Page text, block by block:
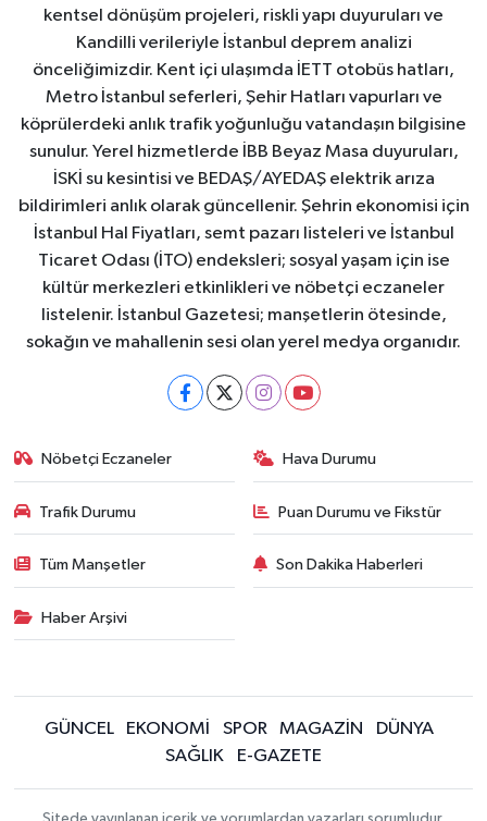
kentsel dönüşüm projeleri, riskli yapı duyuruları ve
Kandilli verileriyle İstanbul deprem analizi
önceliğimizdir. Kent içi ulaşımda İETT otobüs hatları,
Metro İstanbul seferleri, Şehir Hatları vapurları ve
köprülerdeki anlık trafik yoğunluğu vatandaşın bilgisine
sunulur. Yerel hizmetlerde İBB Beyaz Masa duyuruları,
İSKİ su kesintisi ve BEDAŞ/AYEDAŞ elektrik arıza
bildirimleri anlık olarak güncellenir. Şehrin ekonomisi için
İstanbul Hal Fiyatları, semt pazarı listeleri ve İstanbul
Ticaret Odası (İTO) endeksleri; sosyal yaşam için ise
kültür merkezleri etkinlikleri ve nöbetçi eczaneler
listelenir. İstanbul Gazetesi; manşetlerin ötesinde,
sokağın ve mahallenin sesi olan yerel medya organıdır.
Nöbetçi Eczaneler Hava Durumu
Trafik Durumu Puan Durumu ve Fikstür
Tüm Manşetler Son Dakika Haberleri
Haber Arşivi
GÜNCEL EKONOMİ SPOR MAGAZİN
DÜNYA
SAĞLIK
E-GAZETE